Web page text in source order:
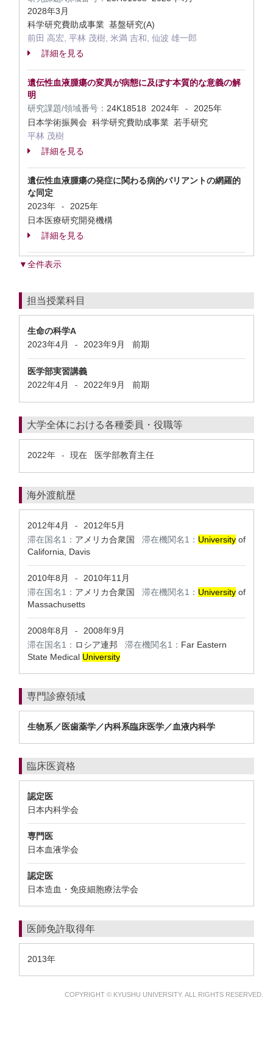
2028年3月
科学研究費助成事業 基盤研究(A)
前田 高宏, 平林 茂樹, 米満 吉和, 仙波 雄一郎
詳細を見る
遺伝性血液腫瘍の変異が病態に及ぼす本質的な意義の解
明
研究課題/領域番号： 24K18518 2024年 -
2025年
日本学術振興会 科学研究費助成事業 若手研究
平林 茂樹
詳細を見る
遺伝性血液腫瘍の発症に関わる病的バリアントの網羅的
な同定
2023年
-
2025年
日本医療研究開発機構
詳細を見る
▼全件表示
担当授業科目
生命の科学A
2023年4月
- 2023年9月 前期
医学部実習講義
2022年4月
- 2022年9月 前期
大学全体における各種委員・役職等
2022年 - 現在 医学部教育主任
海外渡航歴
2012年4月 -
2012年5月
滞在国名1： アメリカ合衆国 滞在機関名1： University of
California, Davis
2010年8月 -
2010年11月
滞在国名1： アメリカ合衆国 滞在機関名1： University of
Massachusetts
2008年8月 -
2008年9月
滞在国名1： ロシア連邦 滞在機関名1： Far Eastern
State Medical University
専門診療領域
生物系／医歯薬学／内科系臨床医学／血液内科学
臨床医資格
認定医
日本内科学会
専門医
日本血液学会
認定医
日本造血・免疫細胞療法学会
医師免許取得年
2013年
COPYRIGHT © KYUSHU UNIVERSITY. ALL RIGHTS RESERVED.